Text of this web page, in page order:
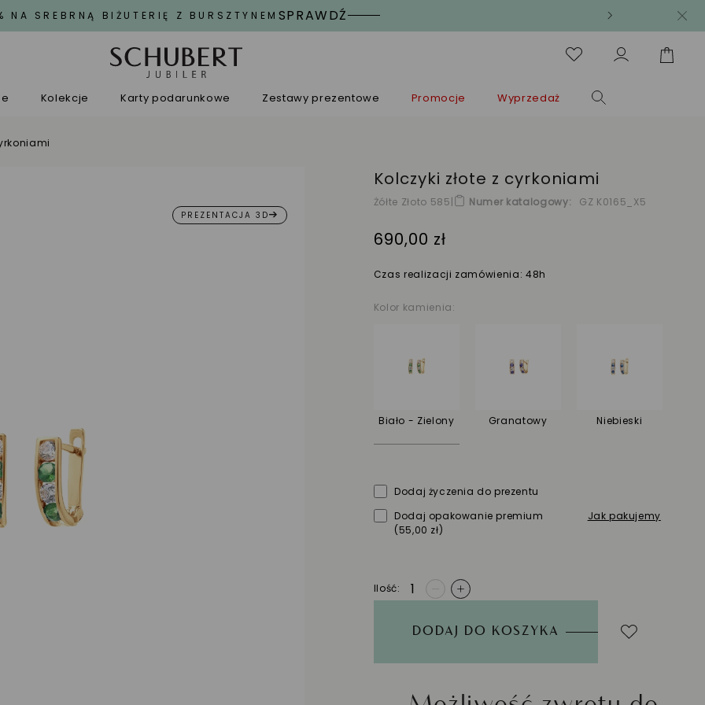
NA SREBRNĄ BIŻUTERIĘ Z BURSZTYNEM SPRAWDŹ
Kolekcje Karty podarunkowe Zestawy prezentowe Promocje Wyprzedaż
PREZENTACJA 3D
Kolczyki złote z cyrkoniami
Żółte Złoto 585| Numer katalogowy GZ K0165_X5
690,00 zł
Czas realizacji zamówienia: 48h
Kolor kamienia:
Biało - Zielony Granatowy Niebieski
Dodaj życzenia do prezentu
Dodaj opakowanie premium
(55,00 zł)
Jak pakujemy
Ilość +
DODAJ DO KOSZYKA